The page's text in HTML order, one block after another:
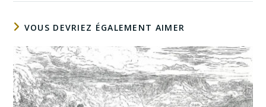
VOUS DEVRIEZ ÉGALEMENT AIMER